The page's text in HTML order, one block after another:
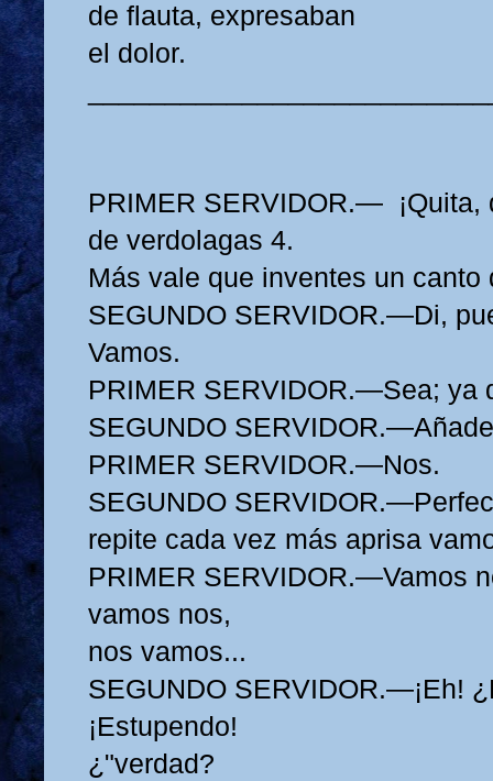
de flauta, expresaban
el dolor.
PRIMER SERVIDOR.— ¡Quita,
de verdolagas 4.
Más vale que inventes un canto
SEGUNDO SERVIDOR.—Di,
Vamos.
PRIMER SERVIDOR.—Sea; ya
SEGUNDO
PRIMER SERVIDOR.—Nos.
SEGUNDO
repite cada vez más aprisa
PRIMER SERVIDOR.—Vamos
vamos nos,
nos vamos...
SEGUNDO SERVIDOR.—¡Eh!
¡Estupendo!
¿"verdad?